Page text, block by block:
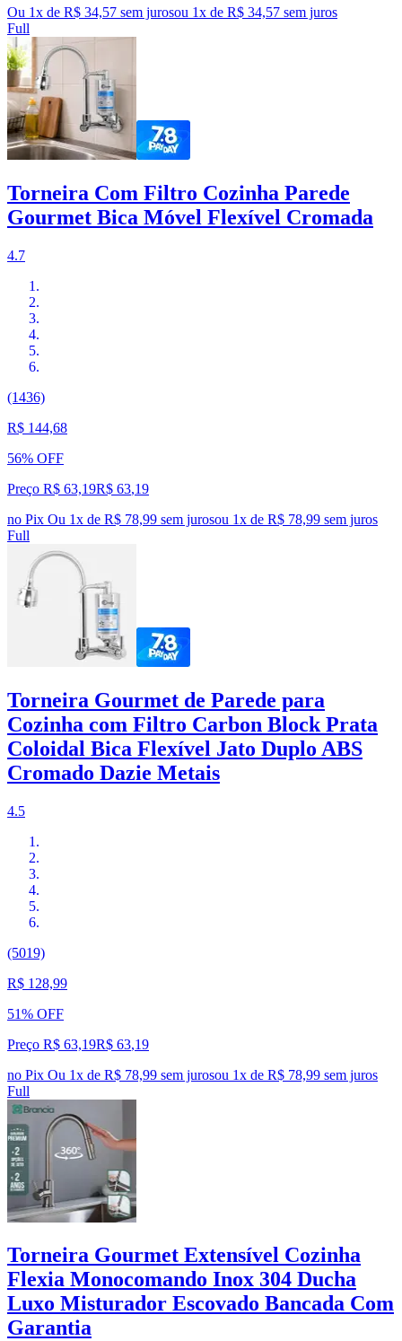
Ou 1x de R$ 34,57 sem jurosou 1x de R$ 34,57 sem juros
Full
Torneira Com Filtro Cozinha Parede
Gourmet Bica Móvel Flexível Cromada
4.7
(1436)
R$ 144,68
56% OFF
Preço R$ 63,19R$ 63,19
no Pix Ou 1x de R$ 78,99 sem jurosou 1x de R$ 78,99 sem juros
Full
Torneira Gourmet de Parede para
Cozinha com Filtro Carbon Block Prata
Coloidal Bica Flexível Jato Duplo ABS
Cromado Dazie Metais
4.5
(5019)
R$ 128,99
51% OFF
Preço R$ 63,19R$ 63,19
no Pix Ou 1x de R$ 78,99 sem jurosou 1x de R$ 78,99 sem juros
Full
Torneira Gourmet Extensível Cozinha
Flexia Monocomando Inox 304 Ducha
Luxo Misturador Escovado Bancada Com
Garantia